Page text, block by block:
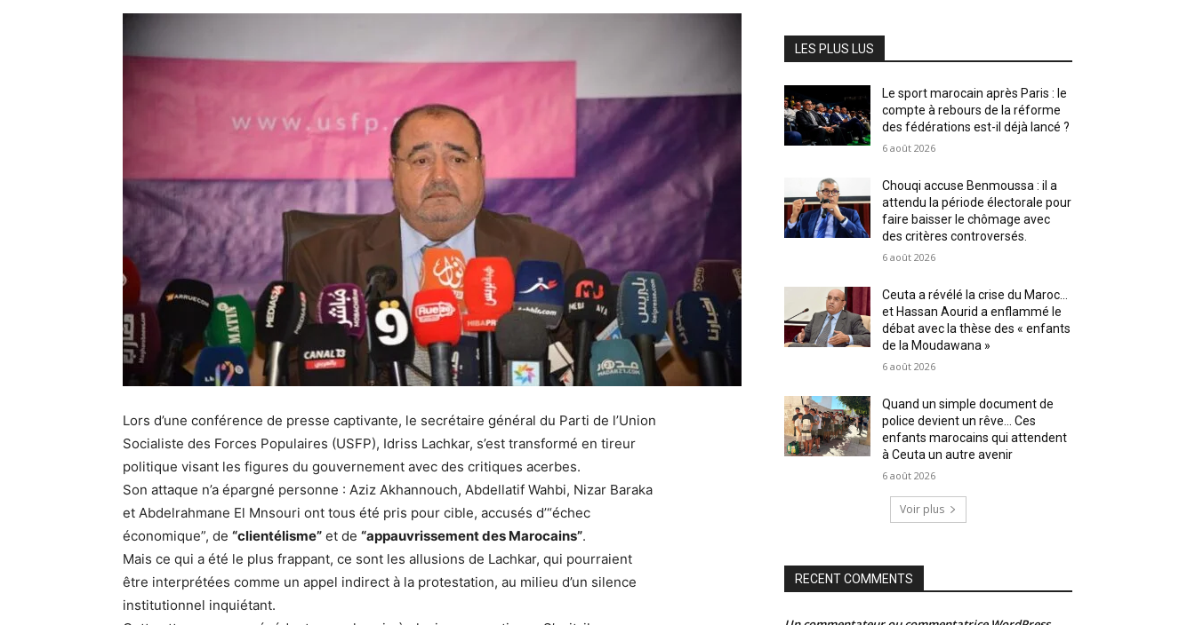
Lors d’une conférence de presse captivante, le secrétaire général du Parti de l’Union
Socialiste des Forces Populaires (USFP), Idriss Lachkar, s’est transformé en tireur
politique visant les figures du gouvernement avec des critiques acerbes.
Son attaque n’a épargné personne : Aziz Akhannouch, Abdellatif Wahbi, Nizar Baraka
et Abdelrahmane El Mnsouri ont tous été pris pour cible, accusés d’“échec
économique”, de “clientélisme” et de “appauvrissement des Marocains”.
Mais ce qui a été le plus frappant, ce sont les allusions de Lachkar, qui pourraient
être interprétées comme un appel indirect à la protestation, au milieu d’un silence
institutionnel inquiétant.
LES PLUS LUS
Le sport marocain après Paris : le
compte à rebours de la réforme
des fédérations est-il déjà lancé ?
6 août 2026
Chouqi accuse Benmoussa : il a
attendu la période électorale pour
faire baisser le chômage avec
des critères controversés.
6 août 2026
Ceuta a révélé la crise du Maroc…
et Hassan Aourid a enflammé le
débat avec la thèse des « enfants
de la Moudawana »
6 août 2026
Quand un simple document de
police devient un rêve… Ces
enfants marocains qui attendent
à Ceuta un autre avenir
6 août 2026
Voir plus
RECENT COMMENTS